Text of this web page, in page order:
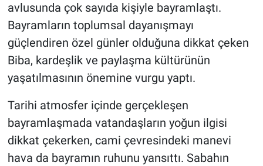
avlusunda çok sayıda kişiyle bayramlaştı.
Bayramların toplumsal dayanışmayı
güçlendiren özel günler olduğuna dikkat çeken
Biba, kardeşlik ve paylaşma kültürünün
yaşatılmasının önemine vurgu yaptı.
Tarihi atmosfer içinde gerçekleşen
bayramlaşmada vatandaşların yoğun ilgisi
dikkat çekerken, cami çevresindeki manevi
hava da bayramın ruhunu yansıttı. Sabahın